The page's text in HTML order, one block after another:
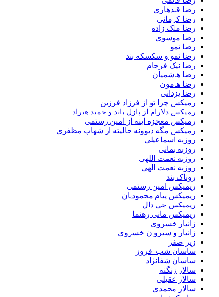
رضا قندهاری
رضا کرمانی
رضا ملک زاده
رضا موسوی
رضا نمو
رضا نمو و سکسکه بند
رضا نیک فرجام
رضا هاشمیان
رضا هامون
رضا یزدانی
رمیکس چرا تو از فرزاد فرزین
رمیکس دلارام از پازل باند و حمید هیراد
رمیکس معجزه اینه از امین رستمی
رمیکس مگه دیوونه حالیته از شهاب مظفری
روزبه اسماعیلی
روزبه بمانی
روزبه نعمت اللهی
روزبه نعمت الهی
روناک بند
ریمیکس امین رستمی
ریمیکس پیام محمودیان
ریمیکس جی دال
ریمیکس مانی رهنما
زانیار خسروی
زانیار و سیروان خسروی
زیر صفر
ساسان شب افروز
ساسان شفانژاد
سالار زنگنه
سالار عقیلی
سالار محمدی